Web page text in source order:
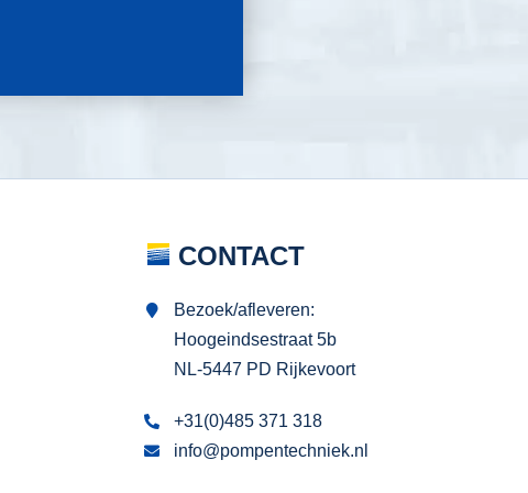
CONTACT
Bezoek/afleveren:
Hoogeindsestraat 5b
NL-5447 PD Rijkevoort
+31(0)485 371 318
info@pompentechniek.nl